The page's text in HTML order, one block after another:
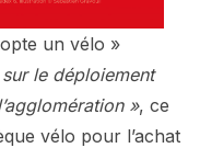
un vélo »
le déploiement
», ce
vélo pour l’achat